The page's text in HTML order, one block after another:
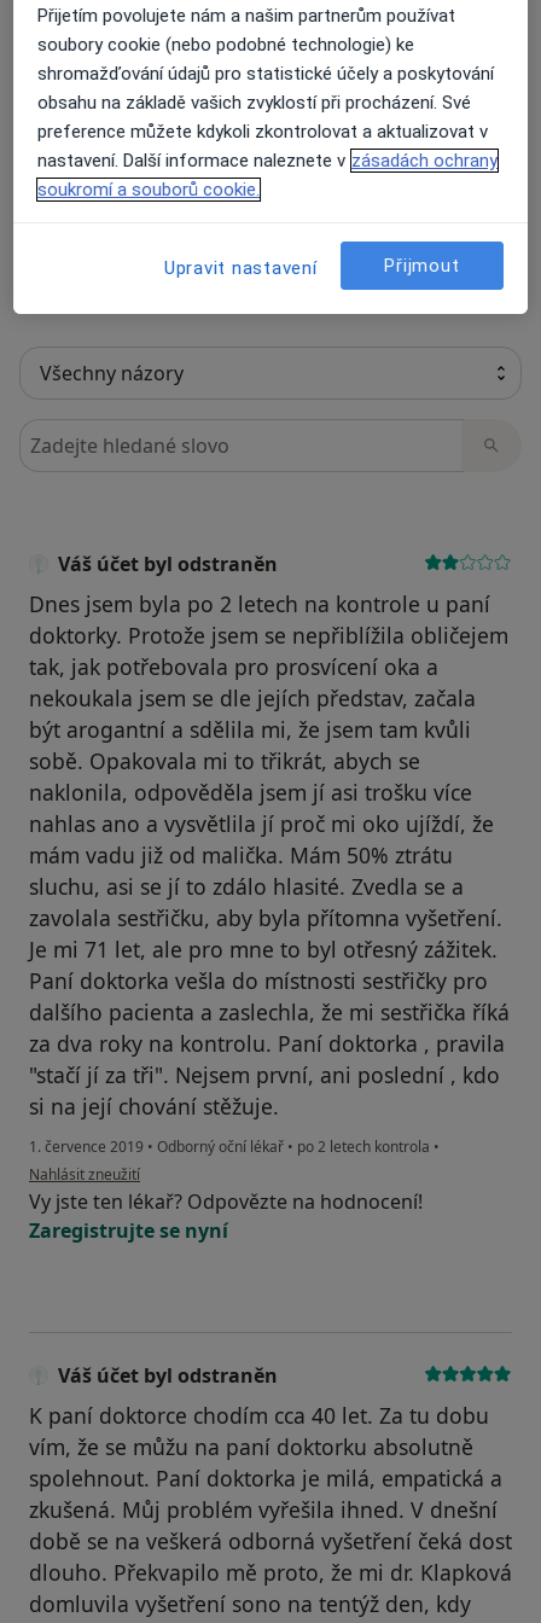
23 názorů
Recenze pacientů jsou pro nás důležité.
Specialisté nemají možnost zaplatit za
odstranění nebo změnu recenze pacienta.
Další informace.Další informace o názorech
Hledejte v názorech
Váš účet byl odstraněn
Dnes jsem byla po 2 letech na kontrole u paní
doktorky. Protože jsem se nepřiblížila obličejem
tak, jak potřebovala pro prosvícení oka a
nekoukala jsem se dle jejích představ, začala
být arogantní a sdělila mi, že jsem tam kvůli
sobě. Opakovala mi to třikrát, abych se
naklonila, odpověděla jsem jí asi trošku více
nahlas ano a vysvětlila jí proč mi oko ujíždí, že
mám vadu již od malička. Mám 50% ztrátu
sluchu, asi se jí to zdálo hlasité. Zvedla se a
zavolala sestřičku, aby byla přítomna vyšetření.
Je mi 71 let, ale pro mne to byl otřesný zážitek.
Paní doktorka vešla do místnosti sestřičky pro
dalšího pacienta a zaslechla, že mi sestřička říká
za dva roky na kontrolu. Paní doktorka , pravila
"stačí jí za tři". Nejsem první, ani poslední , kdo
si na její chování stěžuje.
1. července 2019 • Odborný oční lékař • po 2 letech kontrola •
podle názoru uživatele Váš účet byl odstraněn
Nahlásit zneužití
Vy jste ten lékař? Odpovězte na hodnocení!
Zaregistrujte se nyní
Váš účet byl odstraněn
K paní doktorce chodím cca 40 let. Za tu dobu
vím, že se můžu na paní doktorku absolutně
spolehnout. Paní doktorka je milá, empatická a
zkušená. Můj problém vyřešila ihned. V dnešní
době se na veškerá odborná vyšetření čeká dost
dlouho. Překvapilo mě proto, že mi dr. Klapková
domluvila vyšetření sono na tentýž den, kdy
Přijetím povolujete nám a našim partnerům používat
soubory cookie (nebo podobné technologie) ke
shromažďování údajů pro statistické účely a poskytování
obsahu na základě vašich zvyklostí při procházení. Své
preference můžete kdykoli zkontrolovat a aktualizovat v
nastavení. Další informace naleznete v zásadách ochrany
soukromí a souborů cookie.
Upravit nastavení Přijmout